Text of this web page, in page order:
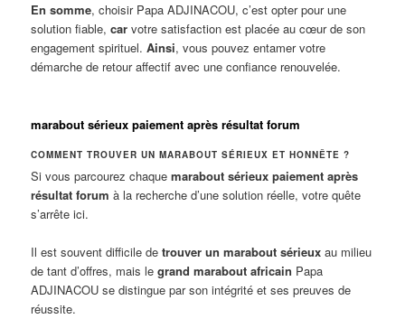
En somme, choisir Papa ADJINACOU, c’est opter pour une
solution fiable,car votre satisfaction est placée au cœur de son
engagement spirituel.Ainsi, vous pouvez entamer votre
démarche de retour affectif avec une confiance renouvelée.
marabout sérieux paiement après résultat forum
COMMENT TROUVER UN MARABOUT SÉRIEUX ET HONNÊTE ?
Si vous parcourez chaquemarabout sérieux paiement après
résultat forum à la recherche d’une solution réelle, votre quête
s’arrête ici.
Il est souvent difficile detrouver un marabout sérieux au milieu
de tant d’offres, mais legrand marabout africain Papa
ADJINACOU se distingue par son intégrité et ses preuves de
réussite.